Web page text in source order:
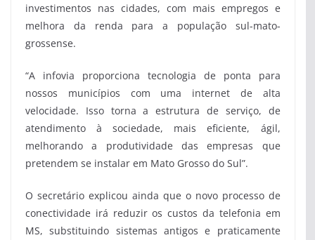
investimentos nas cidades, com mais empregos e
melhora da renda para a população sul-mato-
grossense.
“A infovia proporciona tecnologia de ponta para
nossos municípios com uma internet de alta
velocidade. Isso torna a estrutura de serviço, de
atendimento à sociedade, mais eficiente, ágil,
melhorando a produtividade das empresas que
pretendem se instalar em Mato Grosso do Sul”.
O secretário explicou ainda que o novo processo de
conectividade irá reduzir os custos da telefonia em
MS, substituindo sistemas antigos e praticamente